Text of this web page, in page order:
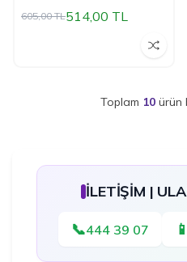
605,00TL514,00 TL
Toplam 10ürün
İLETİŞİM |
📞444 39 07 📱